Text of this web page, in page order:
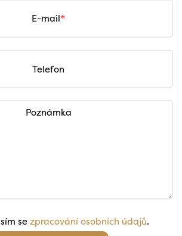
E-mail
Telefon
Poznámka
sezpracování osobních údajů.